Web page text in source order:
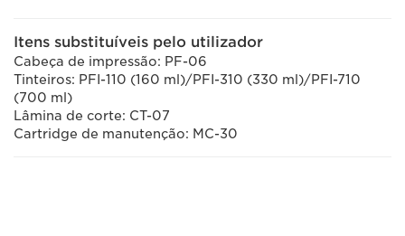
Itens substituíveis pelo utilizador
Cabeça de impressão: PF-06
Tinteiros: PFI-110 (160 ml)/PFI-310 (330 ml)/PFI-710
(700 ml)
Lâmina de corte: CT-07
Cartridge de manutenção: MC-30